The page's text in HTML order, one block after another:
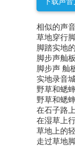
相似的声音
草地穿行
脚踏实地
脚步声舢
脚步声 舢
实地录音
野草和蟋
野草和蟋
在石子路
在湿草上
草地上的
走过草地